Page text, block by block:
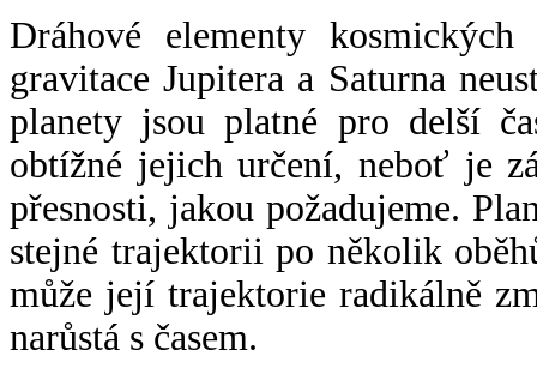
Dráhové elementy
gravitace Jupitera a Saturna
planety jsou platné pro delší
obtížné jejich určení, neboť je
přesnosti, jakou požadujeme.
stejné trajektorii po několik
může její trajektorie radikálně
narůstá s časem.